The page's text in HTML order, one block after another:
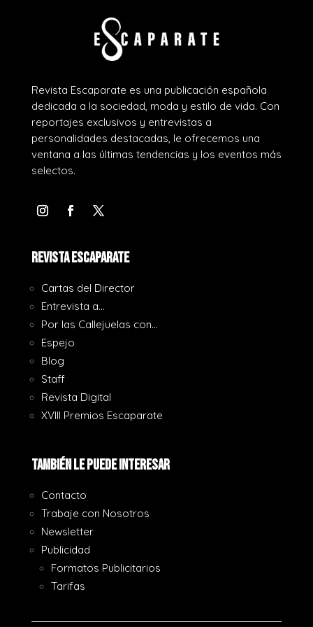
Revista Escaparate es una publicación española
dedicada a la sociedad, moda y estilo de vida. Con
reportajes exclusivos y entrevistas a
personalidades destacadas, le ofrecemos una
ventana a las últimas tendencias y los eventos más
selectos.
REVISTA ESCAPARATE
Cartas del Director
Entrevista a…
Por las Callejuelas con…
Espejo
Blog
Staff
Revista Digital
XVIII Premios Escaparate
También le puede interesar
Contacto
Trabaje con Nosotros
Newsletter
Publicidad
Formatos Publicitarios
Tarifas